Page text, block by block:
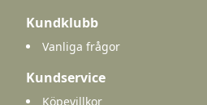
Kundklubb
Vanliga frågor
Kundservice
Köpevillkor